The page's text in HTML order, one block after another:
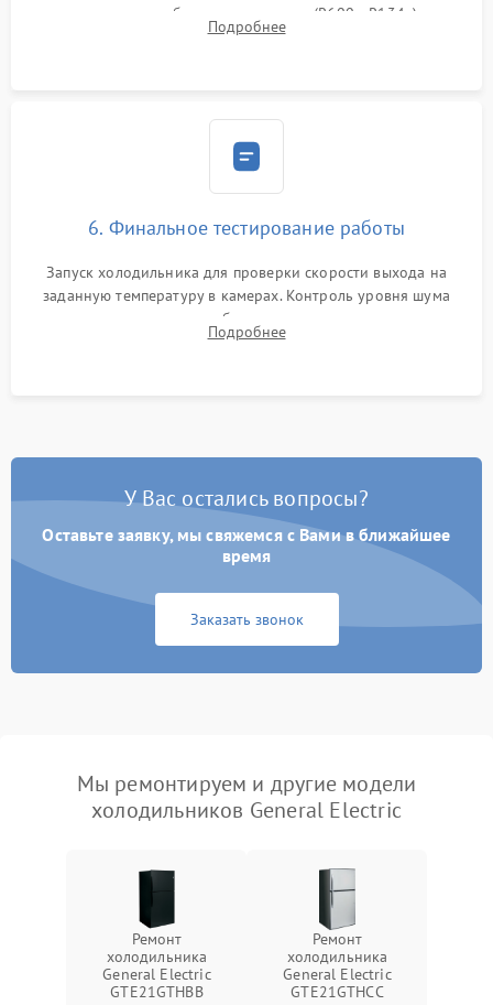
дозированным объемом хладагента (R600a, R134a) по
электронным весам. Контроль рабочего давления в системе.
Подробнее
6. Финальное тестирование работы
Запуск холодильника для проверки скорости выхода на
заданную температуру в камерах. Контроль уровня шума
компрессора, отсутствия обмерзания стенок и корректного
срабатывания системы автоматической оттайки.
Подробнее
У Вас остались вопросы?
Оставьте заявку, мы свяжемся с Вами в ближайшее
время
Заказать звонок
Мы ремонтируем и другие модели
холодильников General Electric
Ремонт
холодильника
General Electric
GTE21GTHBB
Ремонт
холодильника
General Electric
GTE21GTHCC